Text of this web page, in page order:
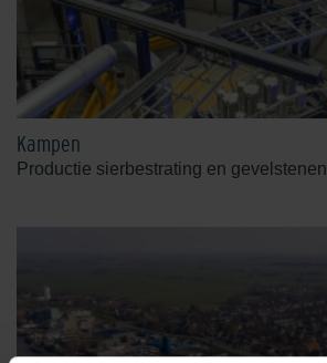
Kampen
Productie sierbestrating en gevelstenen